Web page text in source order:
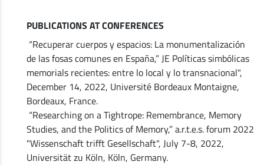
PUBLICATIONS AT CONFERENCES
“Recuperar cuerpos y espacios: La monumentalización
de las fosas comunes en España,” JE Políticas simbólicas
memorials recientes: entre lo local y lo transnacional",
December 14, 2022, Université Bordeaux Montaigne,
Bordeaux, France.
“Researching on a Tightrope: Remembrance, Memory
Studies, and the Politics of Memory,” a.r.t.e.s. forum 2022
"Wissenschaft trifft Gesellschaft", July 7-8, 2022,
Universität zu Köln, Köln, Germany.